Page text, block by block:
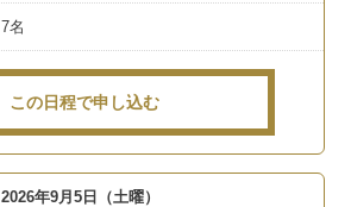
7名
この日程で申し込む
2026年9月5日（土曜）